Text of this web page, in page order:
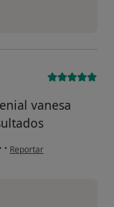
vanesa
• • en opinión del usuario
Reportar